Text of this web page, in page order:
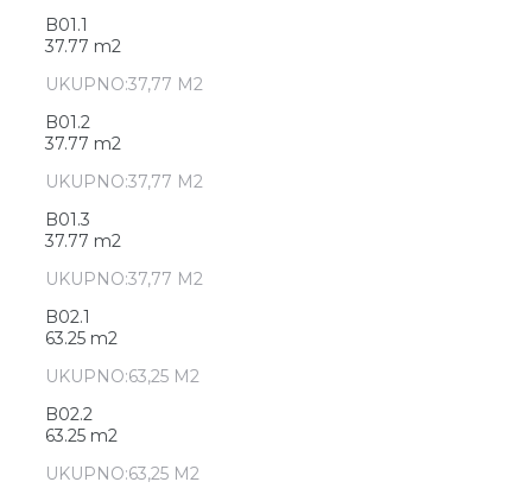
B01.1
37.77 m2
UKUPNO:37,77 M2
B01.2
37.77 m2
UKUPNO:37,77 M2
B01.3
37.77 m2
UKUPNO:37,77 M2
B02.1
63.25 m2
UKUPNO:63,25 M2
B02.2
63.25 m2
UKUPNO:63,25 M2